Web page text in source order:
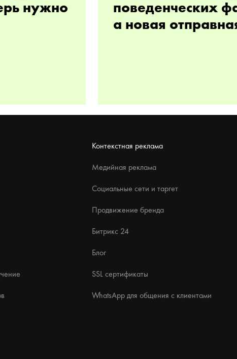
нужно
поведенческих
а новая
Контекстная реклама
Медийная реклама
Социальные сети и таргет
Продвижение бренда
Битрикс 24
Блог
SSL сертификаты
WhatsApp для общения с клиентами